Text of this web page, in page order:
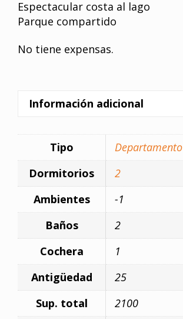
Espectacular costa al lago
Parque compartido
No tiene expensas.
Información adicional
Tipo
Departamento
Dormitorios
2
Ambientes
-1
Baños
2
Cochera
1
Antigüedad
25
Sup. total
2100